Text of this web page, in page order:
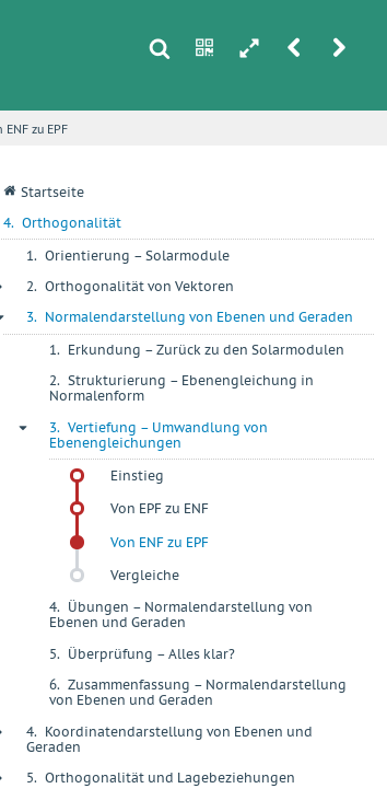
s n h r u
ENF zu EPF
q Startseite
4. Orthogonalität
1. Orientierung – Solarmodule
2. Orthogonalität von Vektoren
3. Normalendarstellung von Ebenen und Geraden
1. Erkundung – Zurück zu den Solarmodulen
2. Strukturierung – Ebenengleichung in
Normalenform
- 3. Vertiefung – Umwandlung von
Ebenengleichungen
Einstieg
Von EPF zu ENF
Von ENF zu EPF
Vergleiche
4. Übungen – Normalendarstellung von
Ebenen und Geraden
5. Überprüfung – Alles klar?
6. Zusammenfassung – Normalendarstellung
von Ebenen und Geraden
4. Koordinatendarstellung von Ebenen und
Geraden
5. Orthogonalität und Lagebeziehungen